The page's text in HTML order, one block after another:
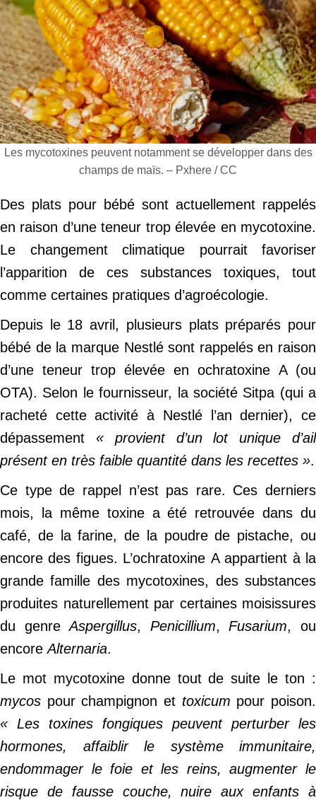
Les mycotoxines peuvent notamment se développer dans des
champs de maïs. – Pxhere / CC
Des plats pour bébé sont actuellement rappelés
en raison d’une teneur trop élevée en mycotoxine.
Le changement climatique pourrait favoriser
l’apparition de ces substances toxiques, tout
comme certaines pratiques d’agroécologie.
Depuis le 18 avril, plusieurs plats préparés pour
bébé de la marque Nestlé sont rappelés en raison
d’une teneur trop élevée en ochratoxine A (ou
OTA). Selon le fournisseur, la société Sitpa (qui a
racheté cette activité à Nestlé l’an dernier), ce
dépassement « provient d’un lot unique d’ail
présent en très faible quantité dans les recettes ».
Ce type de rappel n’est pas rare. Ces derniers
mois, la même toxine a été retrouvée dans du
café, de la farine, de la poudre de pistache, ou
encore des figues. L’ochratoxine A appartient à la
grande famille des mycotoxines, des substances
produites naturellement par certaines moisissures
du genreAspergillus, Penicillium,Fusarium, ou
encoreAlternaria.
Le mot mycotoxine donne tout de suite le ton :
mycos pour champignon et toxicum pour poison.
« Les toxines fongiques peuvent perturber les
hormones, affaiblir le système immunitaire,
endommager le foie et les reins, augmenter le
risque de fausse couche, nuire aux enfants à